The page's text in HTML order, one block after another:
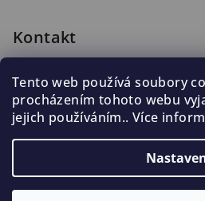
Tento web používá soubory
procházením tohoto webu
jejich používáním.. Více
Kontakt
222 316 990
776 019 998, 602 537 625